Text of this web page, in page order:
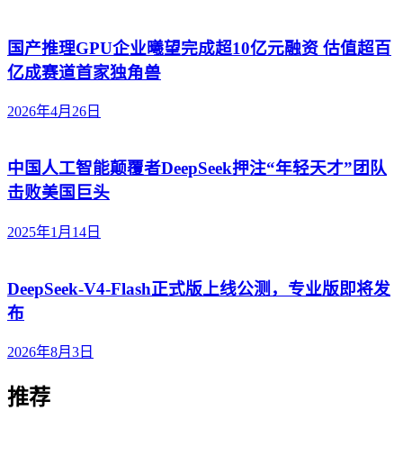
国产推理GPU企业曦望完成超10亿元融资 估值超百
亿成赛道首家独角兽
2026年4月26日
中国人工智能颠覆者DeepSeek押注“年轻天才”团队
击败美国巨头
2025年1月14日
DeepSeek-V4-Flash正式版上线公测，专业版即将发
布
2026年8月3日
推荐